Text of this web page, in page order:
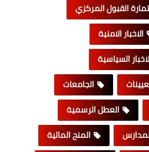
القبول المركزي
الاخبار الامنية
السياسية
الجامعات
العطل الرسمية
المنح المالية